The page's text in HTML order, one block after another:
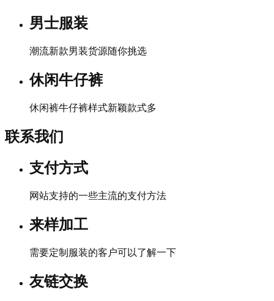
男士服装
潮流新款男装货源随你挑选
休闲牛仔裤
休闲裤牛仔裤样式新颖款式多
联系我们
支付方式
网站支持的一些主流的支付方法
来样加工
需要定制服装的客户可以了解一下
友链交换